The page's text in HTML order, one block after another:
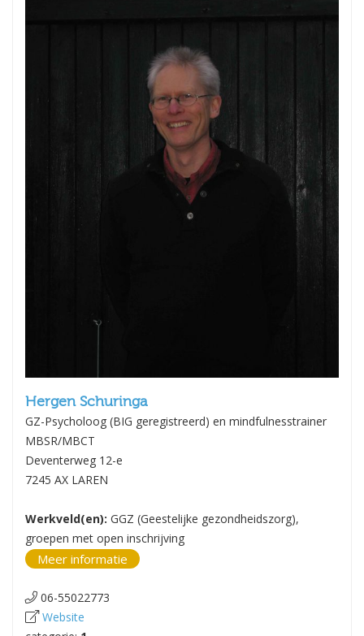
Hergen Schuringa
GZ-Psycholoog (BIG geregistreerd) en mindfulnesstrainer
MBSR/MBCT
Deventerweg 12-e
7245 AX LAREN
Werkveld(en): GGZ (Geestelijke gezondheidszorg),
groepen met open inschrijving
Meer informatie
06-55022773
Website